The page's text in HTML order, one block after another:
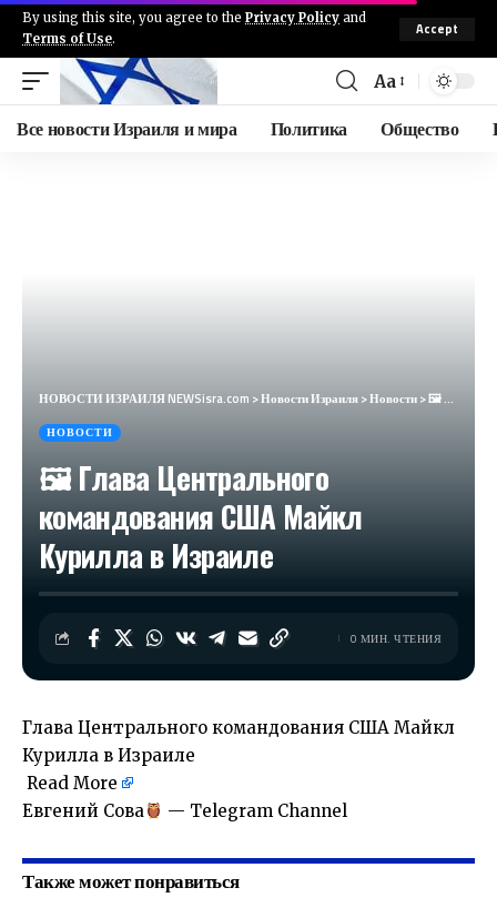
By using this site, you agree to the Privacy Policy and
Terms of Use.
Accept
Aa
Все новости Израиля и мира Политика Общество
НОВОСТИ ИЗРАИЛЯ NEWSisra.com >Новости Израиля>Новости>🖼 Глава Центрального командования США Майкл Курилла в Израиле
НОВОСТИ
🖼 Глава Центрального
командования США Майкл
Курилла в Израиле
0 МИН. ЧТЕНИЯ
Глава Центрального командования США Майкл
Курилла в Израиле
Read More
​Евгений Сова
— Telegram Channel
Также может понравиться